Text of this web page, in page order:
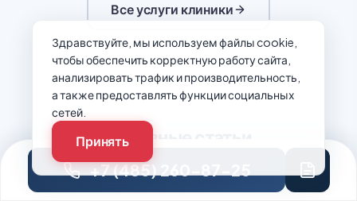
Все услуги клиники
Полезные статьи
+7 (485) 260-87-25
Здравствуйте, мы используем файлы cookie,
чтобы обеспечить корректную работу сайта,
анализировать трафик и производительность,
а также предоставлять функции социальных
сетей.
Принять